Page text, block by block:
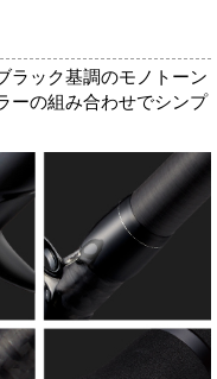
ラック基調のモノトーン
ーの組み合わせでシンプ